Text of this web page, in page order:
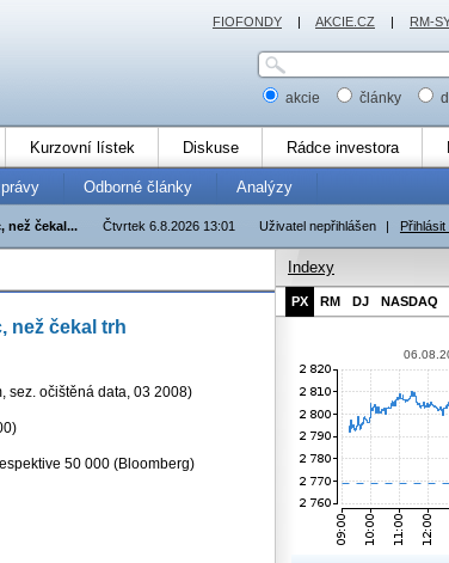
akcie články
Kurzovní lístek Diskuse Rádce investora
Odborné články Analýzy
Uživatel nepřihlášen | Přihlásit
Čtvrtek 6.8.2026 13:01
než čekal...
než čekal trh
sez. očištěná data, 03 2008)
50 000 (Bloomberg)
Indexy
PX RM DJ NASDAQ
FIOFONDY | AKCIE.CZ | RM-